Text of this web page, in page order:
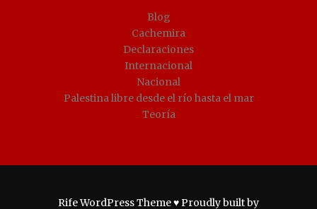
Blog
Cachemira
Declaraciones
Internacional
Nacional
Palestina libre desde el río hasta el mar
Teoría
RifeWordPress Theme ♥ Proudly built by